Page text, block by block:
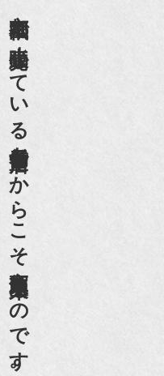
京都祇園で小売販売している
老舗骨董店だからこそ高価買取出来るのです。